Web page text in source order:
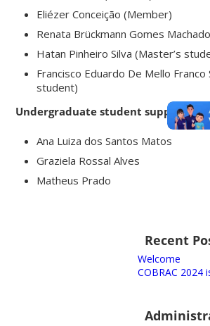
Eliézer Conceição (Member)
Renata Brückmann Gomes
Hatan Pinheiro Silva (Master’s
Francisco Eduardo De Mello Franco
student)
Undergraduate student support
Ana Luiza dos Santos Matos
Graziela Rossal Alves
Matheus Prado
Recent
Welcome
COBRAC 2024